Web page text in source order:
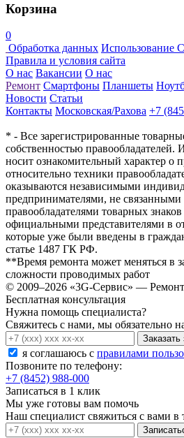
Корзина
0
Обработка данных Использование
Правила и условия сайта
О нас Вакансии О нас
Ремонт Смартфоны Планшеты
Новости Статьи
Контакты Московская/Рахова +7
* - Все зарегистрированные
собственностью правообладателей.
носит ознакомительный характер о
относительно техники
оказываются независимыми
предпринимателями, не
правообладателями товарных
официальными представителями в
которые уже были введены в
статье 1487 ГК РФ.
**Время ремонта может меняться в
сложности проводимых работ
© 2009–2026 «3G-Сервис» —
Бесплатная консультация
Нужна помощь специалиста?
Свяжитесь с нами, мы обязательно
Заказать
я соглашаюсь c правилами
Позвоните по телефону:
+7 (8452) 988-000
Записаться в 1 клик
Мы уже готовы вам помочь
Наш специалист свяжиться с вами в